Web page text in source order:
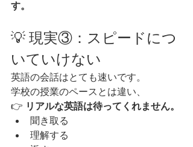
す。
💡 現実③：スピードにつ
いていけない
英語の会話はとても速いです。
学校の授業のペースとは違い、
👉 リアルな英語は待ってくれません。
聞き取る
理解する